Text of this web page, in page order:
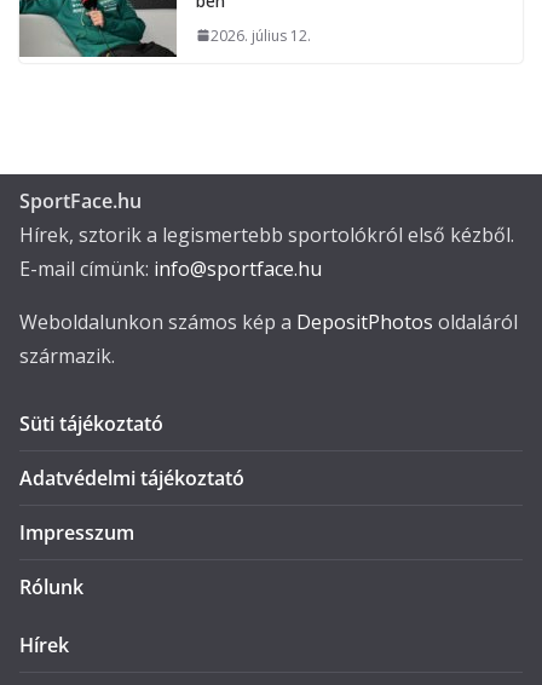
2026. július 12.
SportFace.hu
Hírek, sztorik a legismertebb sportolókról első kézből.
E-mail címünk: info@sportface.hu
Weboldalunkon számos kép a DepositPhotos oldaláról
származik.
Süti tájékoztató
Adatvédelmi tájékoztató
Impresszum
Rólunk
Hírek